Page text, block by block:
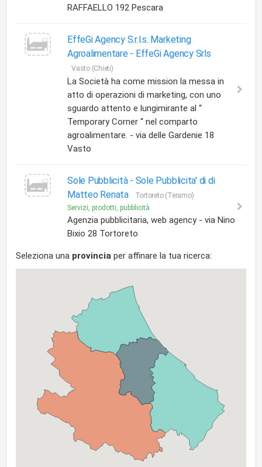
RAFFAELLO 192 Pescara
EffeGi Agency S.r.l.s. Marketing
Agroalimentare - EffeGi Agency Srls
Vasto (Chieti)
La Società ha come mission la messa in
atto di operazioni di marketing, con uno
sguardo attento e lungimirante al “
Temporary Corner “ nel comparto
agroalimentare. - via delle Gardenie 18
Vasto
Sole Pubblicità - Sole Pubblicita' di di
Matteo Renata
Tortoreto (Teramo)
Servizi, prodotti, pubblicità
Agenzia pubblicitaria, web agency - via Nino
Bixio 28 Tortoreto
Seleziona una provincia per affinare la tua ricerca: